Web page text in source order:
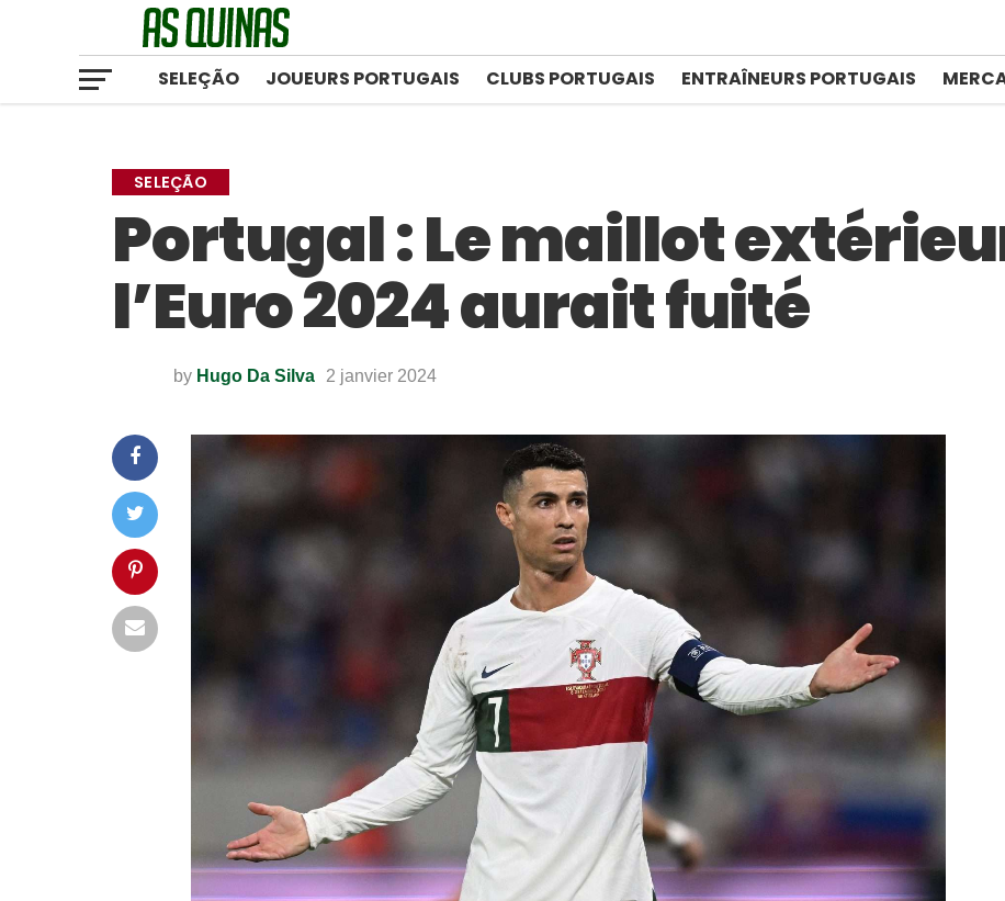
SELEÇÃO JOUEURS PORTUGAIS CLUBS PORTUGAIS ENTRAÎNEURS PORTUGAIS
SELEÇÃO
Portugal : Le maillot
l’Euro 2024 aurait fuité
by Hugo Da Silva 2 janvier 2024